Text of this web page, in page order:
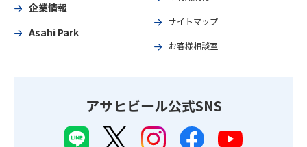
企業情報
Asahi Park
サイトマップ
お客様相談室
アサヒビール公式SNS